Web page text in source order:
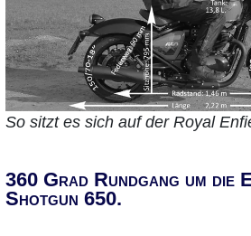
So sitzt es sich auf der Royal
360 Grad Rundgang um die
Shotgun 650.